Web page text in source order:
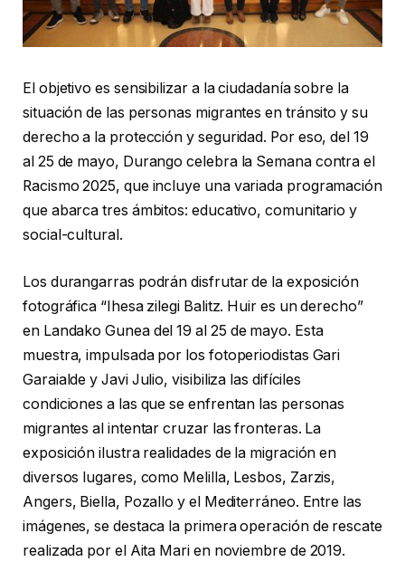
El objetivo es sensibilizar a la ciudadanía sobre la
situación de las personas migrantes en tránsito y su
derecho a la protección y seguridad. Por eso, del 19
al 25 de mayo, Durango celebra la Semana contra el
Racismo 2025, que incluye una variada programación
que abarca tres ámbitos: educativo, comunitario y
social-cultural.
Los durangarras podrán disfrutar de la exposición
fotográfica “Ihesa zilegi Balitz. Huir es un derecho”
en Landako Gunea del 19 al 25 de mayo. Esta
muestra, impulsada por los fotoperiodistas Gari
Garaialde y Javi Julio, visibiliza las difíciles
condiciones a las que se enfrentan las personas
migrantes al intentar cruzar las fronteras. La
exposición ilustra realidades de la migración en
diversos lugares, como Melilla, Lesbos, Zarzis,
Angers, Biella, Pozallo y el Mediterráneo. Entre las
imágenes, se destaca la primera operación de rescate
realizada por el Aita Mari en noviembre de 2019.